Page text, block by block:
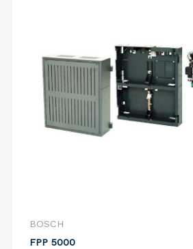
BOSCH
FPP 5000